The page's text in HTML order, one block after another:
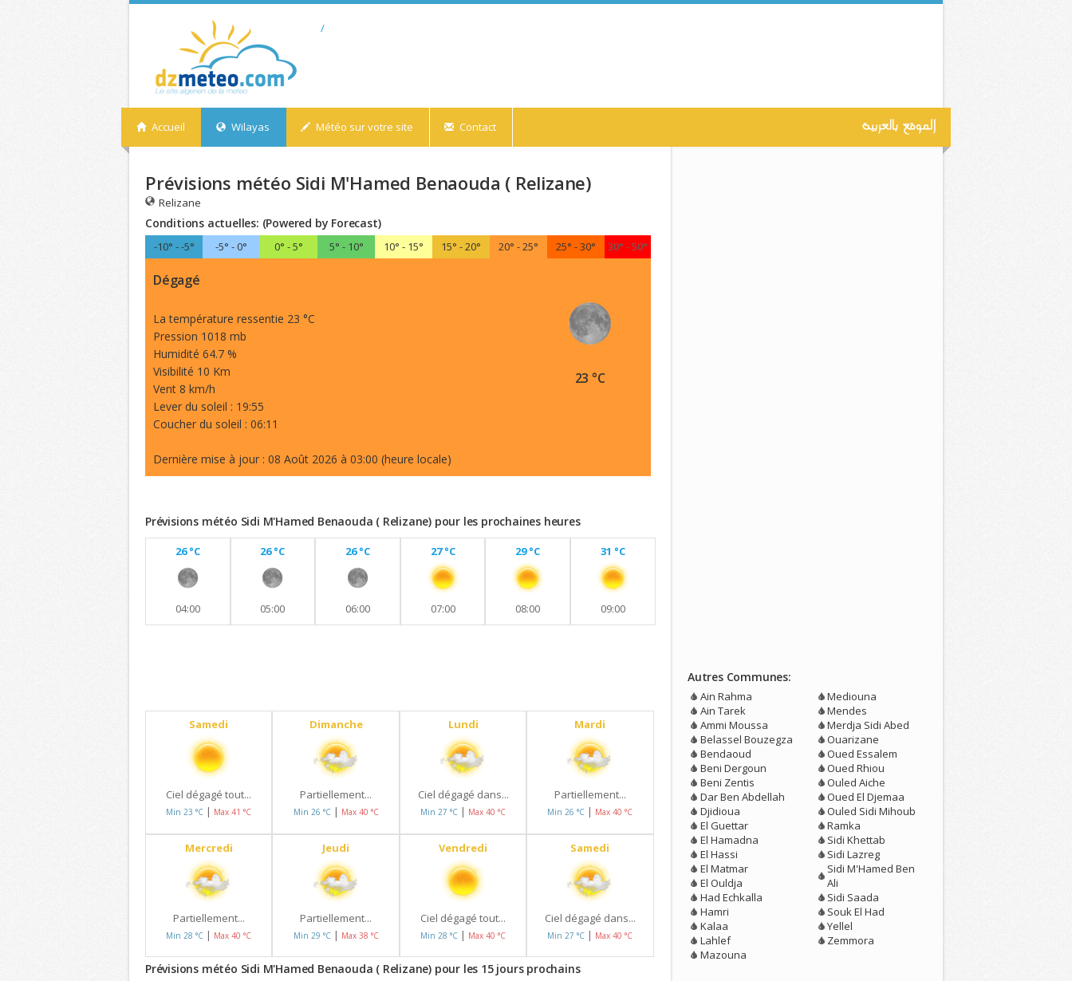
/
Accueil Wilayas Météo sur votre site Contact
Prévisions météo Sidi M'Hamed Benaouda ( Relizane)
Relizane
Conditions actuelles: (Powered by Forecast)
-10° - -5° -5° - 0° 0° - 5° 5° - 10° 10° - 15° 15° - 20° 20° - 25° 25° - 30° 30° - 50°
Dégagé
La température ressentie 23 °C
Pression 1018 mb
Humidité 64.7 %
Visibilité 10 Km
Vent 8 km/h
Lever du soleil : 19:55
Coucher du soleil : 06:11
Dernière mise à jour : 08 Août 2026 à 03:00 (heure locale)
23 °C
Prévisions météo Sidi M'Hamed Benaouda ( Relizane) pour les prochaines heures
26 °C
04:00
26 °C
05:00
26 °C
06:00
27 °C
07:00
29 °C
08:00
31 °C
09:00
Samedi
Ciel dégagé tout...
Min 23 °C | Max 41 °C
Dimanche
Partiellement...
Min 26 °C | Max 40 °C
Lundi
Ciel dégagé dans...
Min 27 °C | Max 40 °C
Mardi
Partiellement...
Min 26 °C | Max 40 °C
Mercredi
Partiellement...
Min 28 °C | Max 40 °C
Jeudi
Partiellement...
Min 29 °C | Max 38 °C
Vendredi
Ciel dégagé tout...
Min 28 °C | Max 40 °C
Samedi
Ciel dégagé dans...
Min 27 °C | Max 40 °C
Prévisions météo Sidi M'Hamed Benaouda ( Relizane) pour les 15 jours prochains
Autres Communes:
Ain Rahma
Ain Tarek
Ammi Moussa
Belassel Bouzegza
Bendaoud
Beni Dergoun
Beni Zentis
Dar Ben Abdellah
Djidioua
El Guettar
El Hamadna
El Hassi
El Matmar
El Ouldja
Had Echkalla
Hamri
Kalaa
Lahlef
Mazouna
Mediouna
Mendes
Merdja Sidi Abed
Ouarizane
Oued Essalem
Oued Rhiou
Ouled Aiche
Oued El Djemaa
Ouled Sidi Mihoub
Ramka
Sidi Khettab
Sidi Lazreg
Sidi M'Hamed Ben
Ali
Sidi Saada
Souk El Had
Yellel
Zemmora